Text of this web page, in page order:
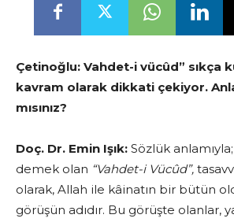
Çetinoğlu: Vahdet-i vücûd” sıkça
kavram olarak dikkati çekiyor.
mısınız?
Doç. Dr. Emin Işık: Sözlük anlamıyla;
demek olan “Vahdet-i Vücûd”,
olarak, Allah ile kâinatın bir bütün
görüşün adıdır. Bu görüşte olanlar,